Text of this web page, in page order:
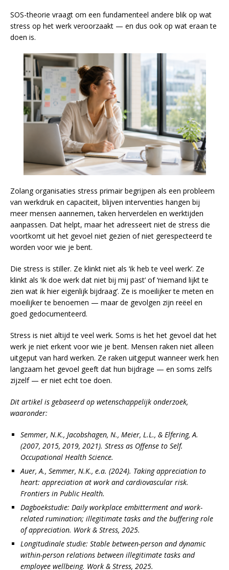
SOS-theorie vraagt om een fundamenteel andere blik op wat
stress op het werk veroorzaakt — en dus ook op wat eraan te
doen is.
Zolang organisaties stress primair begrijpen als een probleem
van werkdruk en capaciteit, blijven interventies hangen bij
meer mensen aannemen, taken herverdelen en werktijden
aanpassen. Dat helpt, maar het adresseert niet de stress die
voortkomt uit het gevoel niet gezien of niet gerespecteerd te
worden voor wie je bent.
Die stress is stiller. Ze klinkt niet als ‘ik heb te veel werk’. Ze
klinkt als ‘ik doe werk dat niet bij mij past’ of ‘niemand lijkt te
zien wat ik hier eigenlijk bijdraag’. Ze is moeilijker te meten en
moeilijker te benoemen — maar de gevolgen zijn reëel en
goed gedocumenteerd.
Stress is niet altijd te veel werk. Soms is het het gevoel dat het
werk je niet erkent voor wie je bent. Mensen raken niet alleen
uitgeput van hard werken. Ze raken uitgeput wanneer werk hen
langzaam het gevoel geeft dat hun bijdrage — en soms zelfs
zijzelf — er niet echt toe doen.
Dit artikel is gebaseerd op wetenschappelijk onderzoek,
waaronder:
Semmer, N.K., Jacobshagen, N., Meier, L.L., & Elfering, A.
(2007, 2015, 2019, 2021). Stress as Offense to Self.
Occupational Health Science.
Auer, A., Semmer, N.K., e.a. (2024). Taking appreciation to
heart: appreciation at work and cardiovascular risk.
Frontiers in Public Health.
Dagboekstudie: Daily workplace embitterment and work-
related rumination; illegitimate tasks and the buffering role
of appreciation. Work & Stress, 2025.
Longitudinale studie: Stable between-person and dynamic
within-person relations between illegitimate tasks and
employee wellbeing. Work & Stress, 2025.